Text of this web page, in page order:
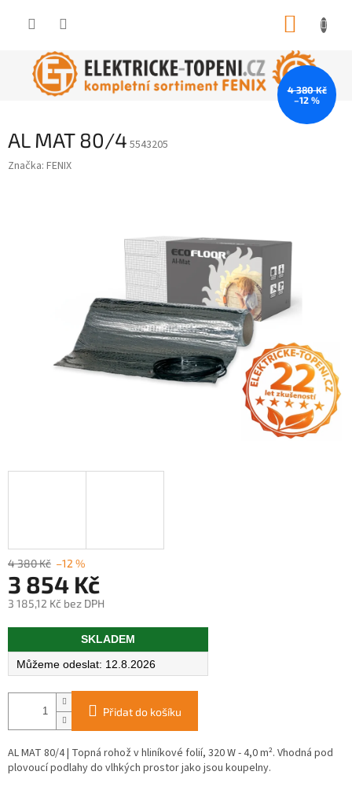
AL MAT 80/4 5543205
Značka: FENIX
4 380 Kč
–12 %
4 380 Kč –12 %
3 854 Kč
3 185,12 Kč bez DPH
Měrná
SKLADEM
12.8.2026
Přidat do košíku
AL MAT 80/4 | Topná rohož v hliníkové folií, 320 W - 4,0 m². Vhodná pod
plovoucí podlahy do vlhkých prostor jako jsou koupelny.